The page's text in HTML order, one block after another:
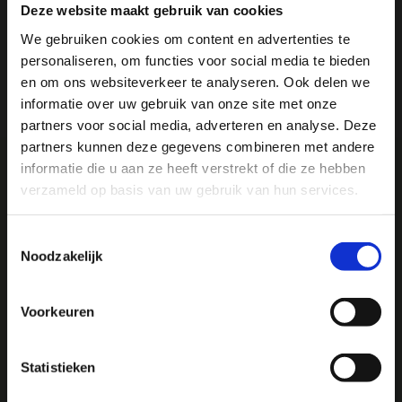
Deze website maakt gebruik van cookies
We gebruiken cookies om content en advertenties te
personaliseren, om functies voor social media te bieden
en om ons websiteverkeer te analyseren. Ook delen we
informatie over uw gebruik van onze site met onze
partners voor social media, adverteren en analyse. Deze
partners kunnen deze gegevens combineren met andere
informatie die u aan ze heeft verstrekt of die ze hebben
verzameld op basis van uw gebruik van hun services.
Noodzakelijk
Voorkeuren
Statistieken
Reviews
Delen
We♥health & happiness
Mani Vivendi gezondheidsproducten: Net dat
Mani Vivendi heeft bijna 25 jaar ervaring met effectieve,
Ja, ik wil 5% korting op mijn
volgende bestelling!
Ontvang direct 5% kortingop je volgende aankoop en
profiteer maandelijks van hoge kortingen door je te
abonneren op onze leuke nieuwsbrief! 😀
ons? Stuur een e-mail naar
en je